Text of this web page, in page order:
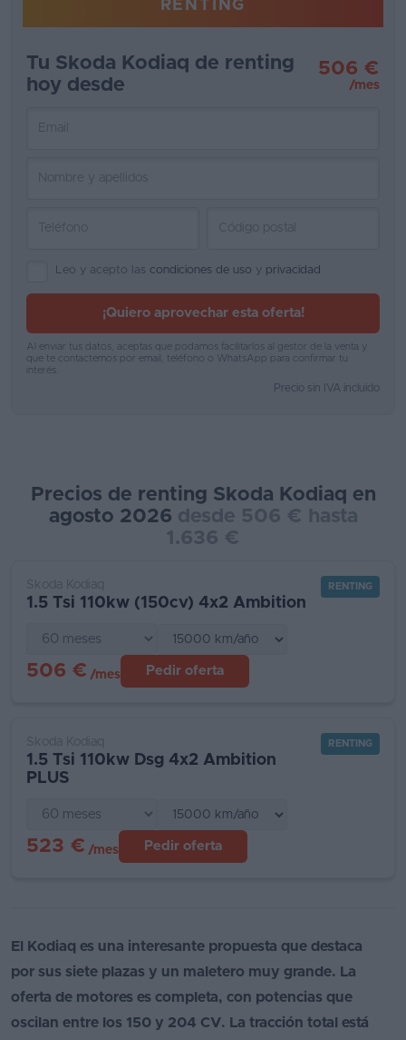
Concesionarios
coche
RENTING
Tu Skoda Kodiaq de renting
hoy desde
506 €
/mes
Leo y acepto las condiciones de uso y privacidad
¡Quiero aprovechar esta oferta!
Al enviar tus datos, aceptas que podamos facilitarlos al gestor de la venta y
que te contactemos por email, teléfono o WhatsApp para confirmar tu
interés.
Precio sin IVA incluido
Precios de renting Skoda Kodiaq en
agosto 2026 desde 506 € hasta
1.636 €
Skoda Kodiaq
1.5 Tsi 110kw (150cv) 4x2 Ambition
RENTING
506 € /mes Pedir oferta
Skoda Kodiaq
1.5 Tsi 110kw Dsg 4x2 Ambition
PLUS
RENTING
523 € /mes Pedir oferta
El Kodiaq es una interesante propuesta que destaca
por sus siete plazas y un maletero muy grande. La
oferta de motores es completa, con potencias que
oscilan entre los 150 y 204 CV. La tracción total está